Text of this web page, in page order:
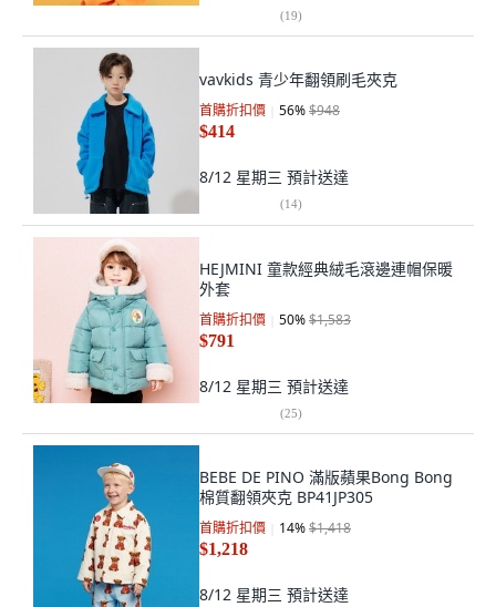
(19)
vavkids 青少年翻領刷毛夾克
首購折扣價 56%$948
$414
8/12 星期三 預計送達
(14)
HEJMINI 童款經典絨毛滾邊連帽保暖
外套
首購折扣價 50%$1,583
$791
8/12 星期三 預計送達
(25)
BEBE DE PINO 滿版蘋果Bong Bong
棉質翻領夾克 BP41JP305
首購折扣價 14%$1,418
$1,218
8/12 星期三 預計送達